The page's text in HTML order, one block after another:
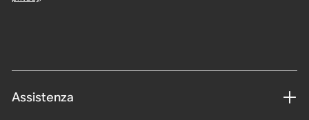
Assistenza